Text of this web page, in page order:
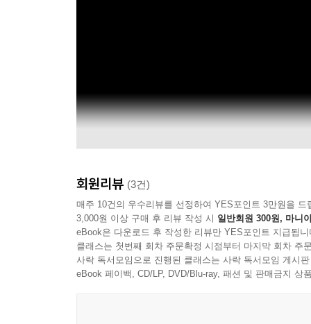
회원리뷰 (3건)
매주 10건의 우수리뷰를 선정하여 YES포인트 3만원을 드
3,000원 이상 구매 후 리뷰 작성 시 일반회원 300원, 마니
eBook은 다운로드 후 작성한 리뷰만 YES포인트 지급됩니
클래스는 첫번째 회차 주문확정 시점부터 마지막 회차 주
사락 독서모임으로 진행된 클래스는 사락 독서모임 게시
eBook 페이백, CD/LP, DVD/Blu-ray, 패션 및 판매금지 상